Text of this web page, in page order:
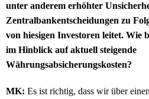
unter anderem erhöhter
Zentralbankentscheidungen zu
von hiesigen Investoren leitet. Wie
im Hinblick auf aktuell steigende
Währungsabsicherungskosten?
MK: Es ist richtig, dass wir über